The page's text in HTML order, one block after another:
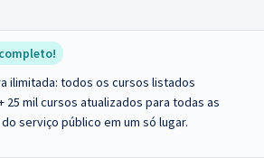
ilimitada: todos os cursos listados
25 mil cursos atualizados para todas as
serviço público em um só lugar.